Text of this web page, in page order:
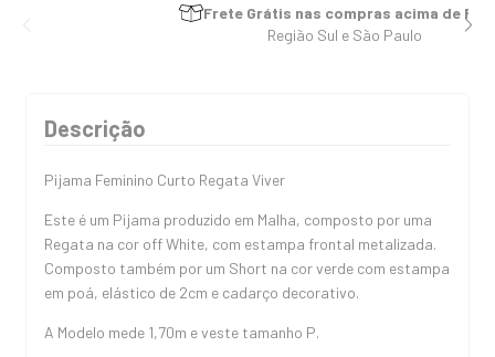
Trocas e Devoluções
Primeira Troca Grátis em 7 dias
Descrição
Pijama Feminino Curto Regata Viver
Este é um Pijama produzido em Malha, composto por uma
Regata na cor off White, com estampa frontal metalizada.
Composto também por um Short na cor verde com estampa
em poá, elástico de 2cm e cadarço decorativo.
A Modelo mede 1,70m e veste tamanho P.